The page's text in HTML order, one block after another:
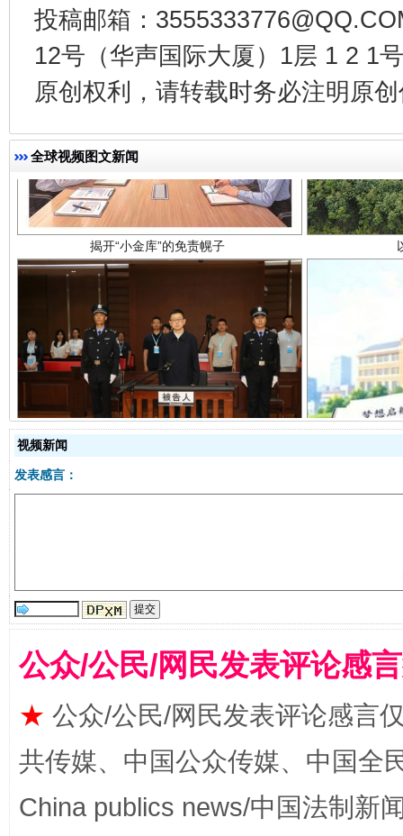
投稿邮箱：
12号（华声国际大厦）1层 1 2 1
原创权利，请转载时务必注明原
全球视频图文新闻
受贿1.44亿！段成刚被判无期 从幼
全民健身五年计划来了！等你上场
视频新闻
发表感言：
公众/公民/网民发表评论感
★ 公众/公民/网民发表评论感言
共传媒、中国公众传媒、中国全
China publics news/中国法制新